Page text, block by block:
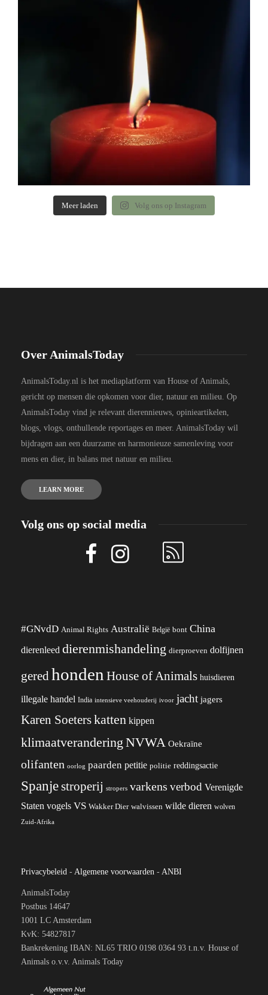
Meer laden Volg ons op Instagram
Over AnimalsToday
AnimalsToday.nl is het mediaplatform van House of Animals,
gericht op mensen die opkomen voor dier, natuur en milieu. Op
AnimalsToday vind je relevant dierennieuws, opinieartikelen,
blogs, vlogs, onthullende reportages en meer. AnimalsToday wil
bijdragen aan een duurzame en harmonieuze samenleving voor
mens en dier, in balans met natuur en milieu.
LEARN MORE
Volg ons op social media
#GNvdD Animal Rights Australië België bont China
dierenleed dierenmishandeling dierproeven dolfijnen
geredhonden House of Animals huisdieren
illegale handel India intensieve veehouderij ivoor jacht jagers
Karen Soeterskatten kippen
klimaatverandering NVWA Oekraïne
olifanten oorlog paarden petitie politie reddingsactie
Spanjestroperij stropers varkens verbod Verenigde
Staten vogels VS Wakker Dier walvissen wilde dieren wolven
Zuid-Afrika
Privacybeleid - Algemene voorwaarden - ANBI
AnimalsToday
Postbus 14647
1001 LC Amsterdam
KvK: 54827817
Bankrekening IBAN: NL65 TRIO 0198 0364 93 t.n.v. House of
Animals o.v.v. Animals Today